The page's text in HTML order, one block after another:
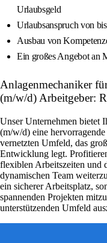
Urlaubsgeld
Urlaubsanspruch von
Ausbau von
Ein großes Angebot an
Anlagenmechaniker
(m/w/d) Arbeitgeber:
Unser Unternehmen bietet
(m/w/d) eine
vernetzten Umfeld, das
Entwicklung legt.
flexiblen Arbeitszeiten und
dynamischen Team
ein sicherer Arbeitsplatz,
spannenden Projekten
unterstützenden Umfeld